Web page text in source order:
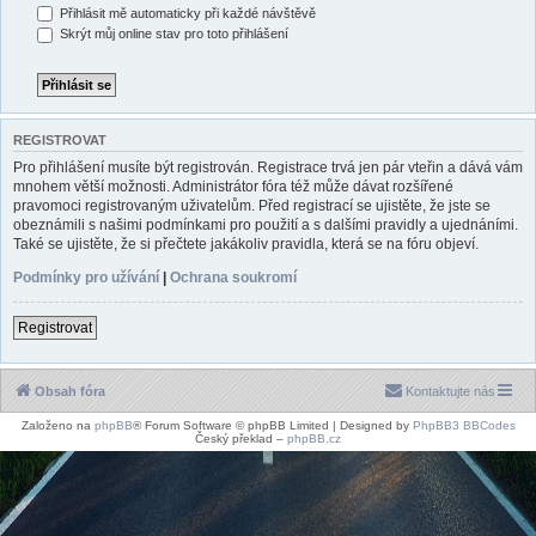
Přihlásit mě automaticky při každé návštěvě
Skrýt můj online stav pro toto přihlášení
REGISTROVAT
Pro přihlášení musíte být registrován. Registrace trvá jen pár vteřin a dává vám
mnohem větší možnosti. Administrátor fóra též může dávat rozšířené
pravomoci registrovaným uživatelům. Před registrací se ujistěte, že jste se
obeznámili s našimi podmínkami pro použití a s dalšími pravidly a ujednáními.
Také se ujistěte, že si přečtete jakákoliv pravidla, která se na fóru objeví.
Podmínky pro užívání
Ochrana soukromí
Registrovat
Obsah fóra Kontaktujte nás
Založeno na phpBB® Forum Software © phpBB Limited | Designed by PhpBB3 BBCodes
Český překlad – phpBB.cz